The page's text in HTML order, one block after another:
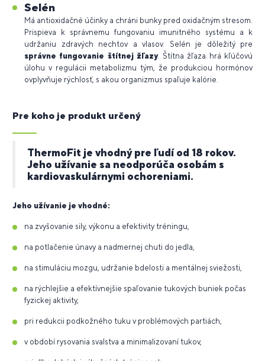
Selén
Má antioxidačné účinky a chráni bunky pred oxidačným stresom.
Prispieva k správnemu fungovaniu imunitného systému a k
udržaniu zdravých nechtov a vlasov. Selén je dôležitý pre
správne fungovanie štítnej žľazy. Štítna žľaza hrá kľúčovú
úlohu v regulácii metabolizmu tým, že produkciou hormónov
ovplyvňuje rýchlosť, s akou organizmus spaľuje kalórie.
Pre koho je produkt určený
ThermoFit je vhodný pre ľudí od 18 rokov.
Jeho užívanie sa neodporúča osobám s
kardiovaskulárnymi ochoreniami.
Jeho užívanie je vhodné:
na zvyšovanie sily, výkonu a efektivity tréningu,
na potlačenie únavy a nadmernej chuti do jedla,
na stimuláciu mozgu, udržanie bdelosti a mentálnej sviežosti,
na rýchlejšie a efektívnejšie spaľovanie tukových buniek počas
fyzickej aktivity,
pri redukcii podkožného tuku v problémových partiách,
v období rysovania svalstva a minimalizovaní tukov,